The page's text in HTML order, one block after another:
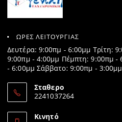
ΩΡΕΣ ΛΕΙΤΟΥΡΓΙΑΣ
Δευτέρα: 9:00πμ - 6:00μμ Τρίτη:
9:00πμ - 4:00μμ Πέμπτη: 9:00πμ -
- 6:00μμ Σάββατο: 9:00πμ -
Σταθερο
2241037264
in
Κινητό